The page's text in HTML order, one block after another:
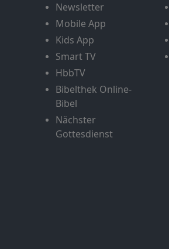
Newsletter
Mobile App
Kids App
Smart TV
HbbTV
Bibelthek Online-
Bibel
Nächster
Gottesdienst